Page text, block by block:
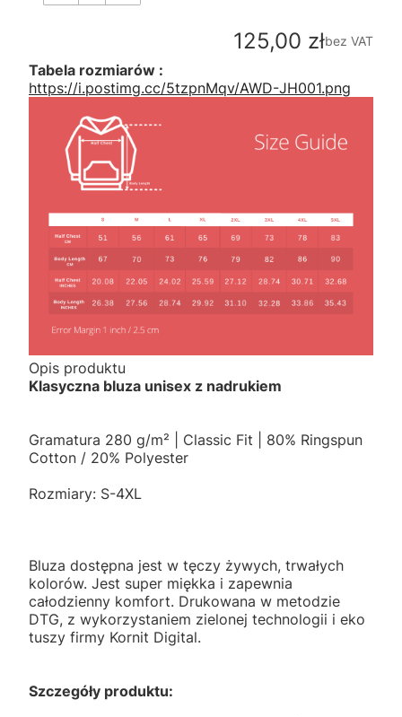
Cena
125,00 złbez VAT
Tabela rozmiarów :
https://i.postimg.cc/5tzpnMqv/AWD-JH001.png
Opis produktu
Klasyczna bluza unisex z nadrukiem
Gramatura 280 g/m² | Classic Fit | 80% Ringspun
Cotton / 20% Polyester
Rozmiary: S-4XL
Bluza dostępna jest w tęczy żywych, trwałych
kolorów. Jest super miękka i zapewnia
całodzienny komfort. Drukowana w metodzie
DTG, z wykorzystaniem zielonej technologii i eko
tuszy firmy Kornit Digital.
Szczegóły produktu: